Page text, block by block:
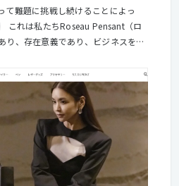
て難題に挑戦し続けることによっ
これは私たちRoseau Pensant（ロ
り、存在意義であり、ビジネスをす
業となる」 というビジョンのも
、事業戦略・マーケティング戦略・
ら各種オペレーションの実装までワ
を提供しています。